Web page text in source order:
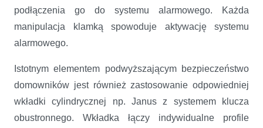
podłączenia go do systemu alarmowego. Każda
manipulacja klamką spowoduje aktywację systemu
alarmowego.
Istotnym elementem podwyższającym bezpieczeństwo
domowników jest również zastosowanie odpowiedniej
wkładki cylindrycznej np. Janus z systemem klucza
obustronnego. Wkładka łączy indywidualne profile